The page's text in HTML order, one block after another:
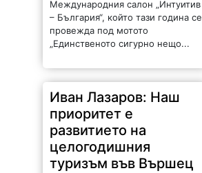
Международния салон „Интуитив
– България“, който тази година се
провежда под мотото
„Единственото сигурно нещо...
Иван Лазаров: Наш
приоритет е
развитието на
целогодишния
туризъм във Вършец